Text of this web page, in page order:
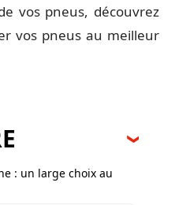
vos pneus, découvrez
vos pneus au meilleur
: un large choix au